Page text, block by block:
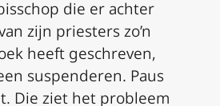
die er achter
zijn priesters zo’n
heeft geschreven,
suspenderen. Paus
Die ziet het probleem